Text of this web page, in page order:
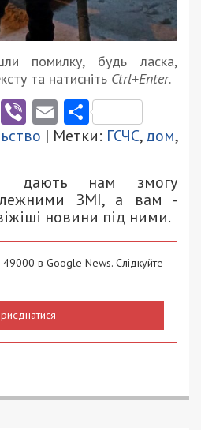
помилку, будь ласка,
та натисніть Ctrl+Enter.
WhatsApp
ViberEmail
| Метки: ГСЧС,дом,
дають нам змогу
ЗМІ, а вам -
новини під ними.
в Google News. Слідкуйте